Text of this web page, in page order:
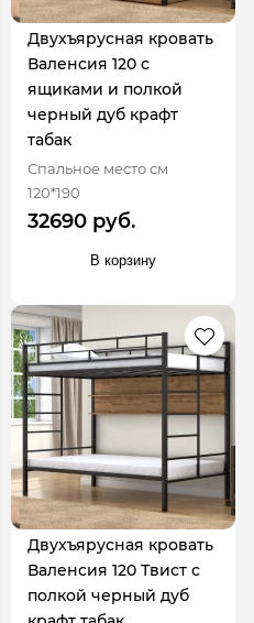
Двухъярусная кровать
Валенсия 120 с
ящиками и полкой
черный дуб крафт
табак
Спальное место см
120*190
32690 руб.
В корзину
Двухъярусная кровать
Валенсия 120 Твист с
полкой черный дуб